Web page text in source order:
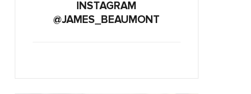
INSTAGRAM
@JAMES_BEAUMONT